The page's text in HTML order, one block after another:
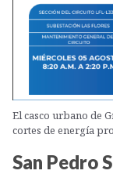
El casco urbano de
cortes de energía
San Pedro